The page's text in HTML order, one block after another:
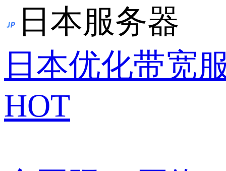
日本服务器
日本优化带宽
HOT